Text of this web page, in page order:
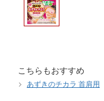
こちらもおすすめ
あずきのチカラ 首肩用